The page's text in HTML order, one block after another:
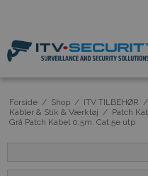
Forside / Shop / ITV TILBEHØR /
Kabler & Stik & Værktøj / Patch
Grå Patch Kabel 0,5m. Cat.5e utp